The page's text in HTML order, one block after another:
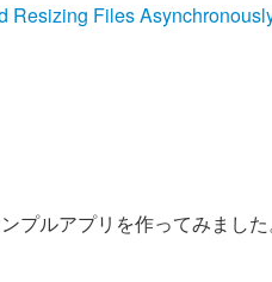
Resizing Files
プルアプリを作ってみました